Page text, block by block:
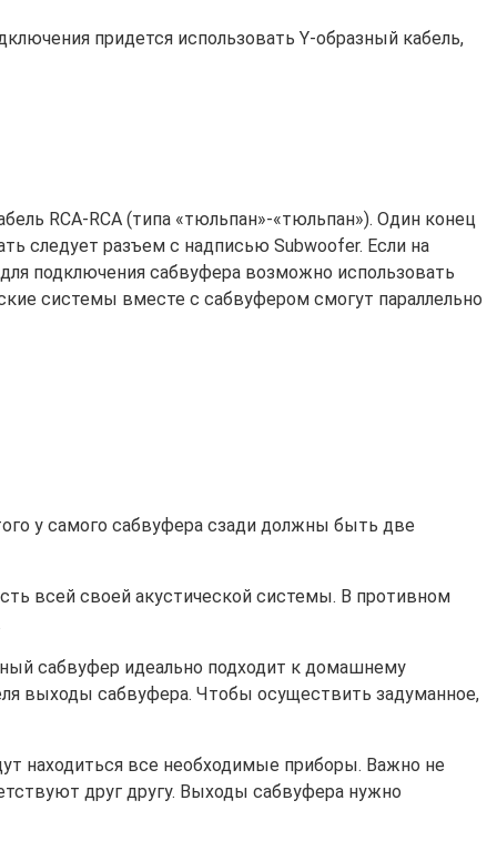
придется использовать Y-образный кабель,
RCA-RCA (типа «тюльпан»-«тюльпан»). Один конец
следует разъем с надписью Subwoofer. Если на
подключения сабвуфера возможно использовать
системы вместе с сабвуфером смогут параллельно
у самого сабвуфера сзади должны быть две
всей своей акустической системы. В противном
сабвуфер идеально подходит к домашнему
выходы сабвуфера. Чтобы осуществить задуманное,
находиться все необходимые приборы. Важно не
друг другу. Выходы сабвуфера нужно